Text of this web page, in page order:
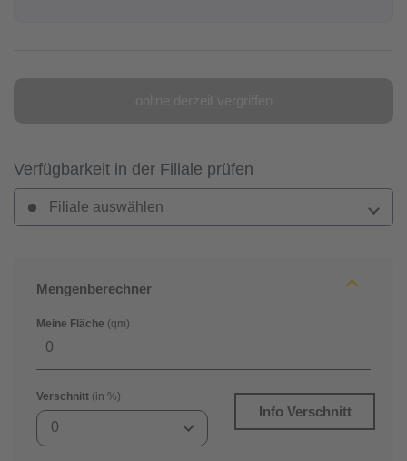
Verfügbarkeit in der Filiale prüfen
Filiale auswählen
Mengenberechner
Meine Fläche (qm)
Verschnitt (in %)
0
Info Verschnitt